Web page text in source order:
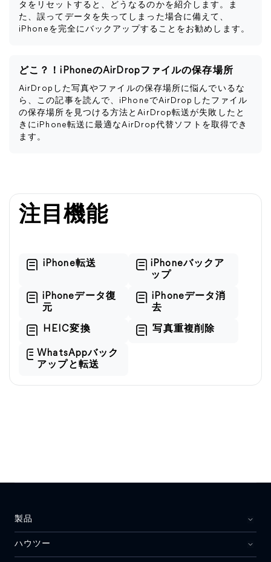
タをリセットすると、どうなるのかを紹介します。ま
た、誤ってデータを失ってしまった場合に備えて、
iPhoneを完全にバックアップすることをお勧めします。
どこ？！iPhoneのAirDropファイルの保存場所
AirDropした写真やファイルの保存場所に悩んでいるな
ら、この記事を読んで、iPhoneでAirDropしたファイル
の保存場所を見つける方法とAirDrop転送が失敗したと
きにiPhone転送に最適なAirDrop代替ソフトを取得でき
ます。
注目機能
iPhone転送
iPhoneバックア
ップ
iPhoneデータ復
元
iPhoneデータ消
去
HEIC変換 写真重複削除
WhatsAppバック
アップと転送
製品
ハウツー